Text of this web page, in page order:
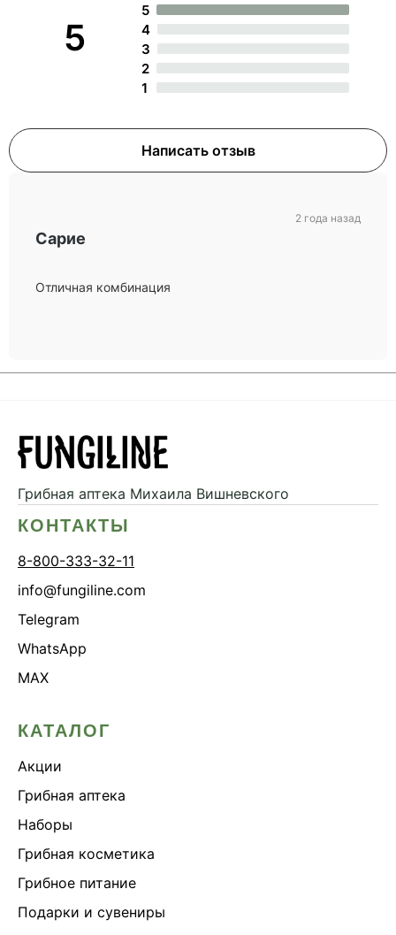
5
5
4
3
2
1
Написать отзыв
Сарие
Отличная комбинация
2 года назад
Грибная аптека Михаила Вишневского
КОНТАКТЫ
8-800-333-32-11
info@fungiline.com
Telegram
WhatsApp
MAX
КАТАЛОГ
Акции
Грибная аптека
Наборы
Грибная косметика
Грибное питание
Подарки и сувениры